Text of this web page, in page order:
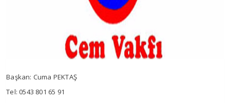
Başkan: Cuma PEKTAŞ
Tel: 0543 801 65 91